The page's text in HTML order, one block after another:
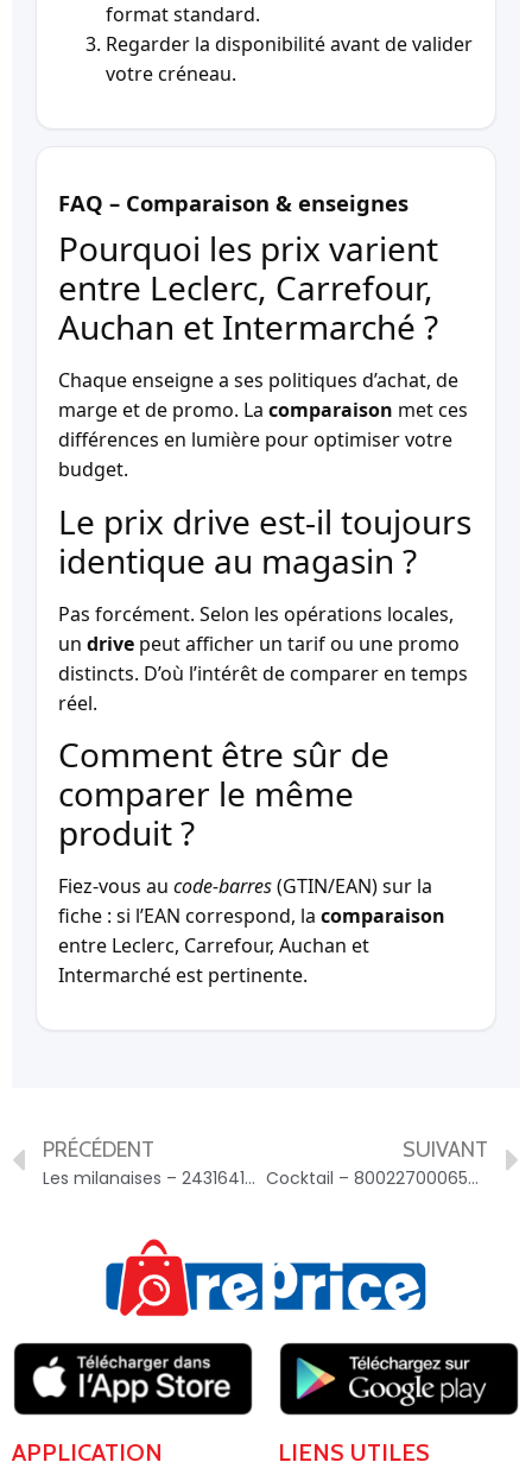
format standard.
Regarder la disponibilité avant de valider
votre créneau.
FAQ – Comparaison & enseignes
Pourquoi les prix varient
entre Leclerc, Carrefour,
Auchan et Intermarché ?
Chaque enseigne a ses politiques d’achat, de
marge et de promo. La comparaison met ces
différences en lumière pour optimiser votre
budget.
Le prix drive est-il toujours
identique au magasin ?
Pas forcément. Selon les opérations locales,
un drive peut afficher un tarif ou une promo
distincts. D’où l’intérêt de comparer en temps
réel.
Comment être sûr de
comparer le même
produit ?
Fiez-vous au code-barres(GTIN/EAN) sur la
fiche : si l’EAN correspond, la comparaison
entre Leclerc, Carrefour, Auchan et
Intermarché est pertinente.
PRÉCÉDENT
Les milanaises – 2431641026636
SUIVANT
Cocktail – 8002270006586
APPLICATION LIENS UTILES